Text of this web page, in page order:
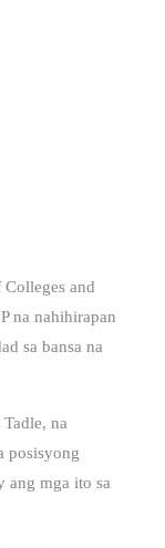
and
na nahihirapan
sa bansa na
na
posisyong
ang mga ito sa